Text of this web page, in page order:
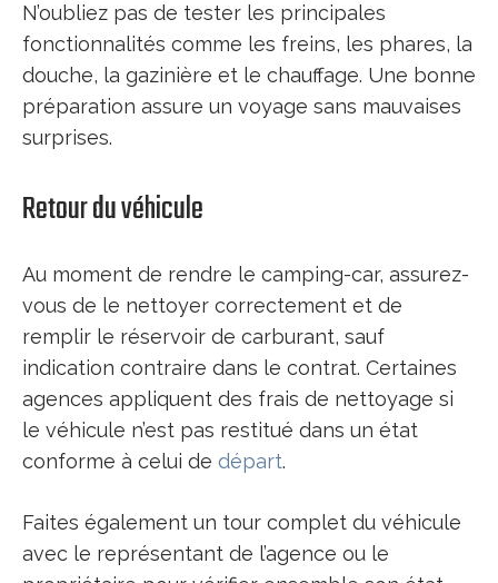
N’oubliez pas de tester les principales
fonctionnalités comme les freins, les phares, la
douche, la gazinière et le chauffage. Une bonne
préparation assure un voyage sans mauvaises
surprises.
Retour du véhicule
Au moment de rendre le camping-car, assurez-
vous de le nettoyer correctement et de
remplir le réservoir de carburant, sauf
indication contraire dans le contrat. Certaines
agences appliquent des frais de nettoyage si
le véhicule n’est pas restitué dans un état
conforme à celui de départ.
Faites également un tour complet du véhicule
avec le représentant de l’agence ou le